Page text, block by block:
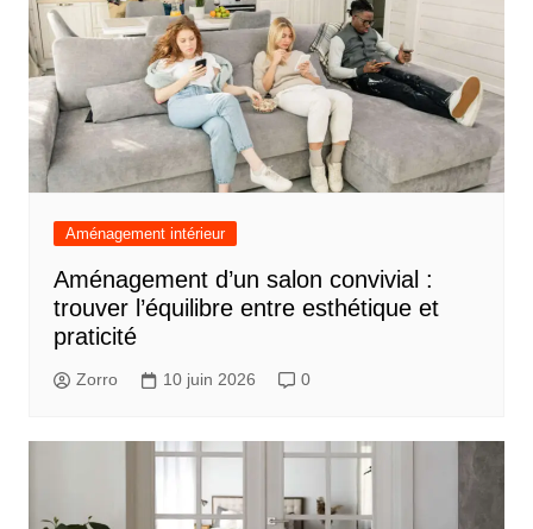
Aménagement intérieur
Aménagement d’un salon convivial :
trouver l’équilibre entre esthétique et
praticité
Zorro 10 juin 2026 0